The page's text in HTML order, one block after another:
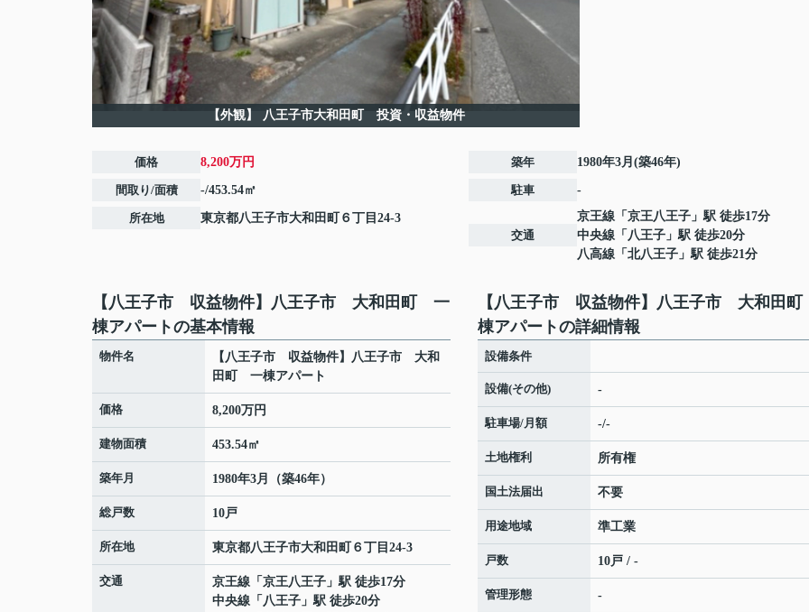
【外観】 八王子市大和田町 投資・収益物件
価格 8,200万円
間取り/面積 -/453.54㎡
所在地 東京都八王子市大和田町 ６丁目24-3
築年 1980年3月(築46年)
駐車 -
交通
京王線 「 京王八王子 」駅 徒歩17分
中央線 「 八王子 」駅 徒歩20分
八高線 「 北八王子 」駅 徒歩21分
【八王子市 収益物件】八王子市 大和田町 一
棟アパートの基本情報
物件名
【八王子市 収益物件】八王子市 大和
田町 一棟アパート
価格 8,200万円
建物面積 453.54㎡
築年月 1980年3月（築46年）
総戸数 10戸
所在地 東京都八王子市大和田町 ６丁目24-3
交通 京王線 「 京王八王子 」駅 徒歩17分
中央線 「 八王子 」駅 徒歩20分
【八王子市 収益物件】八王子市 大和田
棟アパートの詳細情報
設備条件
設備(その他) -
駐車場/月額 -/-
土地権利 所有権
国土法届出 不要
用途地域 準工業
戸数 10戸 / -
管理形態 -